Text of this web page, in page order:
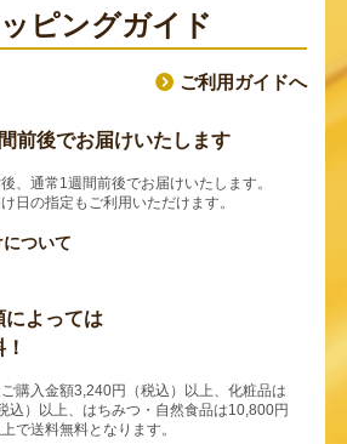
ピングガイド
ご利用ガイドへ
前後でお届けいたします
、通常1週間前後でお届けいたします。
日の指定もご利用いただけます。
ついて
によっては
購入金額3,240円（税込）以上、化粧品は
込）以上、はちみつ・自然食品は10,800円
上で送料無料となります。